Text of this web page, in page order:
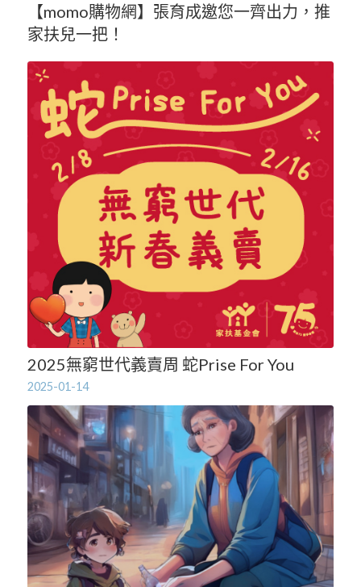
【momo購物網】張育成邀您一齊出力，推
家扶兒一把！
2025無窮世代義賣周 蛇Prise For You
2025-01-14